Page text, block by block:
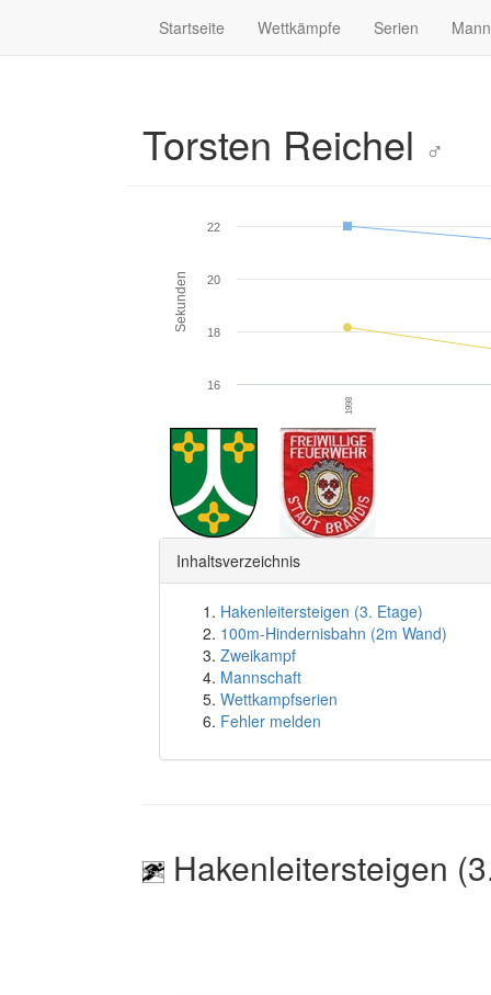
Startseite Wettkämpfe Serien
Torsten Reichel ♂
Sekunden
1998
16
18
20
22
Inhaltsverzeichnis
Hakenleitersteigen (3. Etage)
100m-Hindernisbahn (2m Wand)
Zweikampf
Mannschaft
Wettkampfserien
Fehler melden
Hakenleitersteigen